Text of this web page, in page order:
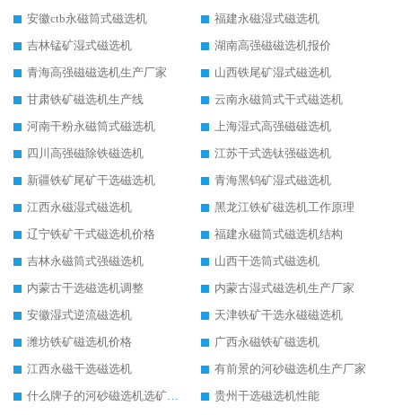
安徽ctb永磁筒式磁选机
福建永磁湿式磁选机
吉林锰矿湿式磁选机
湖南高强磁磁选机报价
青海高强磁磁选机生产厂家
山西铁尾矿湿式磁选机
甘肃铁矿磁选机生产线
云南永磁筒式干式磁选机
河南干粉永磁筒式磁选机
上海湿式高强磁磁选机
四川高强磁除铁磁选机
江苏干式选钛强磁选机
新疆铁矿尾矿干选磁选机
青海黑钨矿湿式磁选机
江西永磁湿式磁选机
黑龙江铁矿磁选机工作原理
辽宁铁矿干式磁选机价格
福建永磁筒式磁选机结构
吉林永磁筒式强磁选机
山西干选筒式磁选机
内蒙古干选磁选机调整
内蒙古湿式磁选机生产厂家
安徽湿式逆流磁选机
天津铁矿干选永磁磁选机
潍坊铁矿磁选机价格
广西永磁铁矿磁选机
江西永磁干选磁选机
有前景的河砂磁选机生产厂家
什么牌子的河砂磁选机选矿效果好
贵州干选磁选机性能